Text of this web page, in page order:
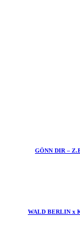
GÖNN DIR –
WALD BERLIN x